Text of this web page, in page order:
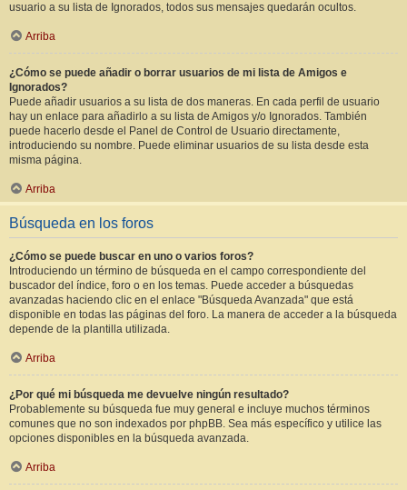
usuario a su lista de Ignorados, todos sus mensajes quedarán ocultos.
Arriba
¿Cómo se puede añadir o borrar usuarios de mi lista de Amigos e
Ignorados?
Puede añadir usuarios a su lista de dos maneras. En cada perfil de usuario
hay un enlace para añadirlo a su lista de Amigos y/o Ignorados. También
puede hacerlo desde el Panel de Control de Usuario directamente,
introduciendo su nombre. Puede eliminar usuarios de su lista desde esta
misma página.
Arriba
Búsqueda en los foros
¿Cómo se puede buscar en uno o varios foros?
Introduciendo un término de búsqueda en el campo correspondiente del
buscador del índice, foro o en los temas. Puede acceder a búsquedas
avanzadas haciendo clic en el enlace "Búsqueda Avanzada" que está
disponible en todas las páginas del foro. La manera de acceder a la búsqueda
depende de la plantilla utilizada.
Arriba
¿Por qué mi búsqueda me devuelve ningún resultado?
Probablemente su búsqueda fue muy general e incluye muchos términos
comunes que no son indexados por phpBB. Sea más específico y utilice las
opciones disponibles en la búsqueda avanzada.
Arriba